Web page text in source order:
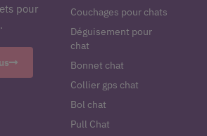
pour
Couchages pour chats
Déguisement pour
chat
Bonnet chat
Collier gps chat
Bol chat
Pull Chat